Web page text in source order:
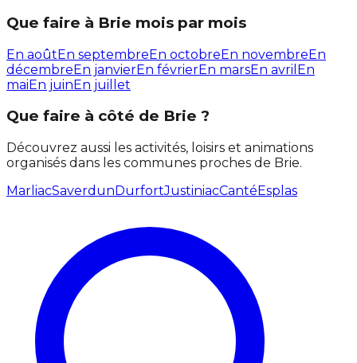
Que faire à Brie mois par mois
En aoûtEn septembreEn octobreEn novembreEn
décembreEn janvierEn févrierEn marsEn avril En
maiEn juinEn juillet
Que faire à côté de Brie ?
Découvrez aussi les activités, loisirs et animations
organisés dans les communes proches de Brie.
MarliacSaverdunDurfortJustiniacCantéEsplas